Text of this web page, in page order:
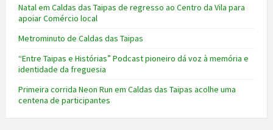
Natal em Caldas das Taipas de regresso ao Centro da Vila para
apoiar Comércio local
Metrominuto de Caldas das Taipas
“Entre Taipas e Histórias” Podcast pioneiro dá voz à memória e
identidade da freguesia
Primeira corrida Neon Run em Caldas das Taipas acolhe uma
centena de participantes